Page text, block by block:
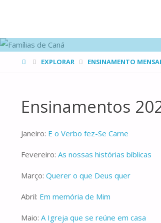
HOMEEXPLORAR ENSINAMENTO
Ensinamentos
Janeiro: E o Verbo fez-Se Carne
Fevereiro: As nossas histórias bíblicas
Março: Querer o que Deus quer
Abril: Em memória de Mim
Maio: A Igreja que se reúne em casa